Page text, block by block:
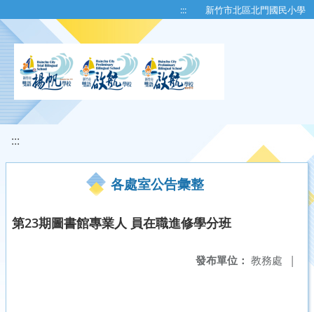
::: 新竹市北區北門國民小學
:::
各處室公告彙整
第23期圖書館專業人 員在職進修學分班
發布單位： 教務處 |